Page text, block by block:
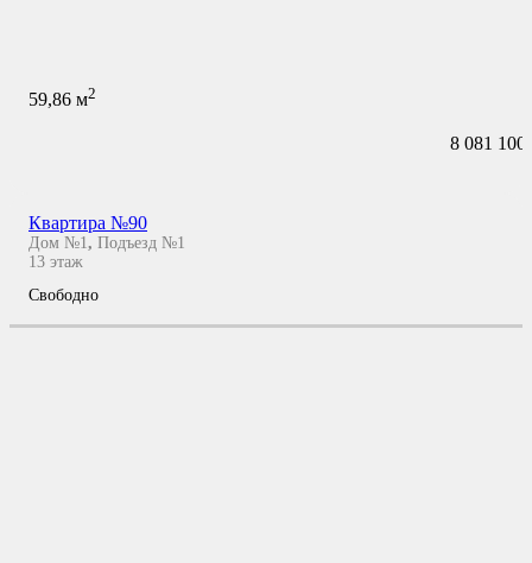
59,86 м2
8 081 100
Квартира №90
Дом №1, Подъезд №1
13 этаж
Свободно